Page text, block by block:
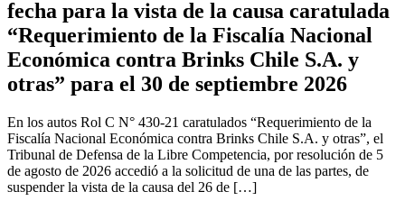
fecha para la vista de la causa caratulada
“Requerimiento de la Fiscalía Nacional
Económica contra Brinks Chile S.A. y
otras” para el 30 de septiembre 2026
En los autos Rol C N° 430-21 caratulados “Requerimiento de la
Fiscalía Nacional Económica contra Brinks Chile S.A. y otras”, el
Tribunal de Defensa de la Libre Competencia, por resolución de 5
de agosto de 2026 accedió a la solicitud de una de las partes, de
suspender la vista de la causa del 26 de […]